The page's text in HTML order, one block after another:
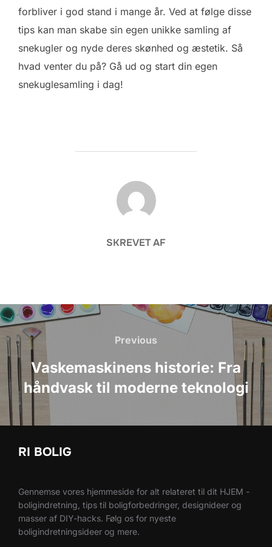
forbliver i god stand i mange år. Ved at følge disse
tips kan man skabe sin egen unikke samling af
snekugler og nyde deres skønhed og æstetik. Så
hvad venter du på? Gå ud og start din egen
snekuglesamling i dag!
FORFATTER
SKREVET AF
Indlægsnavigation
Previous
Previous
Vaskemaskinens historie: Fra
håndvask til moderne teknologi
RI BOLIG
Gennemse vores hjemmeside for alt relateret til dit HJEM -
boligindretning, tips til boligforbedringer, designideer og
masser af DIY-hacks. Følg os for nyeste
boligindretningsideer og mere.